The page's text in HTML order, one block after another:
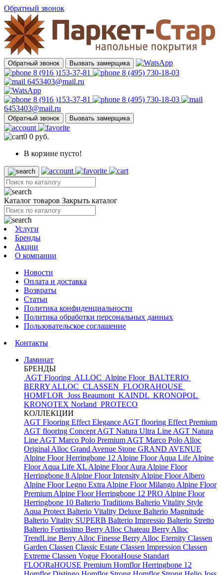
Обратный звонок
Обратный звонок Вызвать замерщика
8 (916 )153-37-81
8 (495) 730-18-03
6453403@mail.ru
8 (916 )153-37-81
8 (495) 730-18-03
6453403@mail.ru
Обратный звонок Вызвать замерщика
0 0 руб.
В корзине пусто!
Каталог товаров Закрыть каталог
Услуги
Бренды
Акции
О компании
Новости
Оплата и доставка
Возвраты
Статьи
Политика конфиденциальности
Политика обработки персональных данных
Пользовательское соглашение
Контакты
Ламинат
БРЕНДЫ
AGT Flooring ALLOC Alpine Floor BALTERIO
BERRY ALLOC CLASSEN FLOORAHOUSE
HOMFLOR Joss Beaumont KAINDL KRONOPOL
KRONOTEX Norland PROTECO
КОЛЛЕКЦИИ
AGT Flooring Effect Elegance AGT flooring Effect Premium
AGT flooring Concept AGT Natura Ultra Line AGT Natura
Line AGT Marco Polo Premium AGT Marco Polo Alloc
Original Alloc Grand Avenue Stone GRAND AVENUE
Alpine Floor Herringbone 12 Alpine Floor Aqua Life Alpine
Floor Aqua Life XL Alpine Floor Aura Alpine Floor
Herringbone 8 Alpine Floor Intensity Alpine Floor Albero
Alpine Floor Legno Extra Alpine Floor Milango Alpine Floor
Premium Alpine Floor Herringbone 12 PRO Alpine Floor
Herringbone 10 Balterio Traditions Balterio Vitality Style
Aqua Protect Balterio Vitality Deluxe Balterio Magnitude
Balterio Vitality SUPERB Balterio Impressio Balterio Stretto
Balterio Fortissimo Berry Alloc Chateau Berry Alloc
TrendLine Berry Alloc Finesse Berry Alloc Eternity Classen
Garden Classen Classic Estate Classen Impression Classen
Extreme Classen Vogue FlooraHouse Standart
FLOORaHOUSE Premium Homflor Herringbone 12